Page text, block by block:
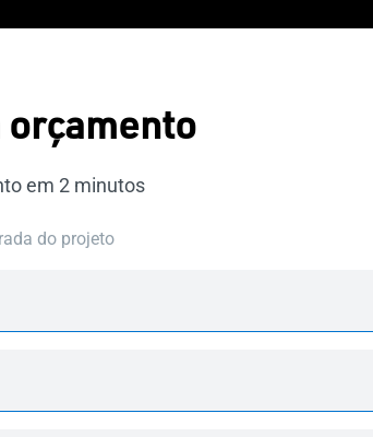
orçamento
em 2 minutos
do projeto